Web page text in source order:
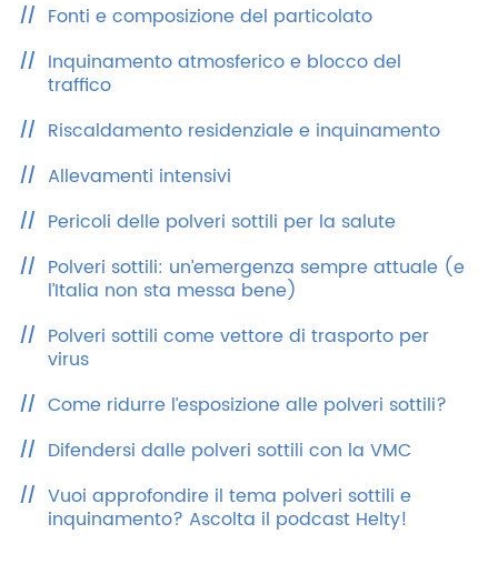
Fonti e composizione del particolato
Inquinamento atmosferico e blocco del
traffico
Riscaldamento residenziale e inquinamento
Allevamenti intensivi
Pericoli delle polveri sottili per la salute
Polveri sottili: un’emergenza sempre attuale (e
l’Italia non sta messa bene)
Polveri sottili come vettore di trasporto per
virus
Come ridurre l’esposizione alle polveri sottili?
Difendersi dalle polveri sottili con la VMC
Vuoi approfondire il tema polveri sottili e
inquinamento? Ascolta il podcast Helty!